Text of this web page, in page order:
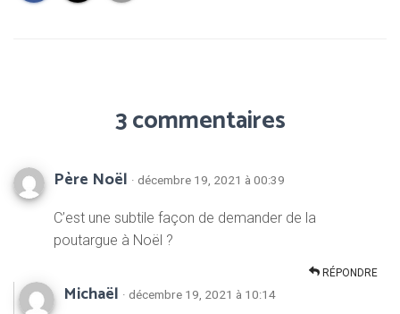
3 commentaires
Père Noël · décembre 19, 2021 à 00:39
C’est une subtile façon de demander de la
poutargue à Noël ?
RÉPONDRE
Michaël · décembre 19, 2021 à 10:14